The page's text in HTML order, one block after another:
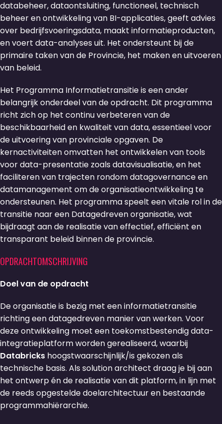
databeheer, dataontsluiting, functioneel, technisch
beheer en ontwikkeling van BI-applicaties, geeft advies
over bedrijfsvoeringsdata, maakt informatieproducten,
en voert data-analyses uit. Het ondersteunt bij de
primaire taken van de Provincie, het maken en uitvoeren
van beleid.
Het Programma Informatietransitie is een ander
belangrijk onderdeel van de opdracht. Dit programma
richt zich op het continu verbeteren van de
beschikbaarheid en kwaliteit van data, essentieel voor
de uitvoering van provinciale opgaven. De
kernactiviteiten omvatten het ontwikkelen van tools
voor data-presentatie zoals datavisualisatie, en het
faciliteren van trajecten rondom datagovernance en
datamanagement om de organisatieontwikkeling te
ondersteunen. Het programma speelt een vitale rol in de
transitie naar een Datagedreven organisatie, wat
bijdraagt aan de realisatie van effectief, efficiënt en
transparant beleid binnen de provincie.
OPDRACHTOMSCHRIJVING
Doel van de opdracht
De organisatie is bezig met een informatietransitie
richting een datagedreven manier van werken. Voor
deze ontwikkeling moet een toekomstbestendig data-
integratieplatform worden gerealiseerd, waarbij
Databricks hoogstwaarschijnlijk/is gekozen als
technische basis. Als solution architect draag je bij aan
het ontwerp én de realisatie van dit platform, in lijn met
de reeds opgestelde doelarchitectuur en bestaande
programmahiërarchie.